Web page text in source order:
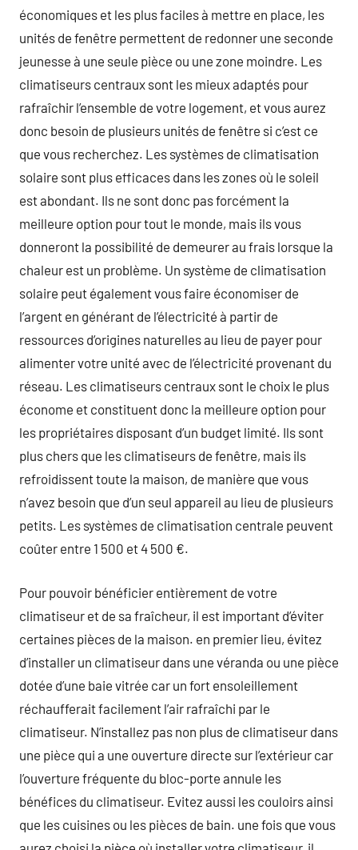
économiques et les plus faciles à mettre en place, les
unités de fenêtre permettent de redonner une seconde
jeunesse à une seule pièce ou une zone moindre. Les
climatiseurs centraux sont les mieux adaptés pour
rafraîchir l’ensemble de votre logement, et vous aurez
donc besoin de plusieurs unités de fenêtre si c’est ce
que vous recherchez. Les systèmes de climatisation
solaire sont plus efficaces dans les zones où le soleil
est abondant. Ils ne sont donc pas forcément la
meilleure option pour tout le monde, mais ils vous
donneront la possibilité de demeurer au frais lorsque la
chaleur est un problème. Un système de climatisation
solaire peut également vous faire économiser de
l’argent en générant de l’électricité à partir de
ressources d’origines naturelles au lieu de payer pour
alimenter votre unité avec de l’électricité provenant du
réseau. Les climatiseurs centraux sont le choix le plus
économe et constituent donc la meilleure option pour
les propriétaires disposant d’un budget limité. Ils sont
plus chers que les climatiseurs de fenêtre, mais ils
refroidissent toute la maison, de manière que vous
n’avez besoin que d’un seul appareil au lieu de plusieurs
petits. Les systèmes de climatisation centrale peuvent
coûter entre 1 500 et 4 500 €.
Pour pouvoir bénéficier entièrement de votre
climatiseur et de sa fraîcheur, il est important d’éviter
certaines pièces de la maison. en premier lieu, évitez
d’installer un climatiseur dans une véranda ou une pièce
dotée d’une baie vitrée car un fort ensoleillement
réchaufferait facilement l’air rafraîchi par le
climatiseur. N’installez pas non plus de climatiseur dans
une pièce qui a une ouverture directe sur l’extérieur car
l’ouverture fréquente du bloc-porte annule les
bénéfices du climatiseur. Evitez aussi les couloirs ainsi
que les cuisines ou les pièces de bain. une fois que vous